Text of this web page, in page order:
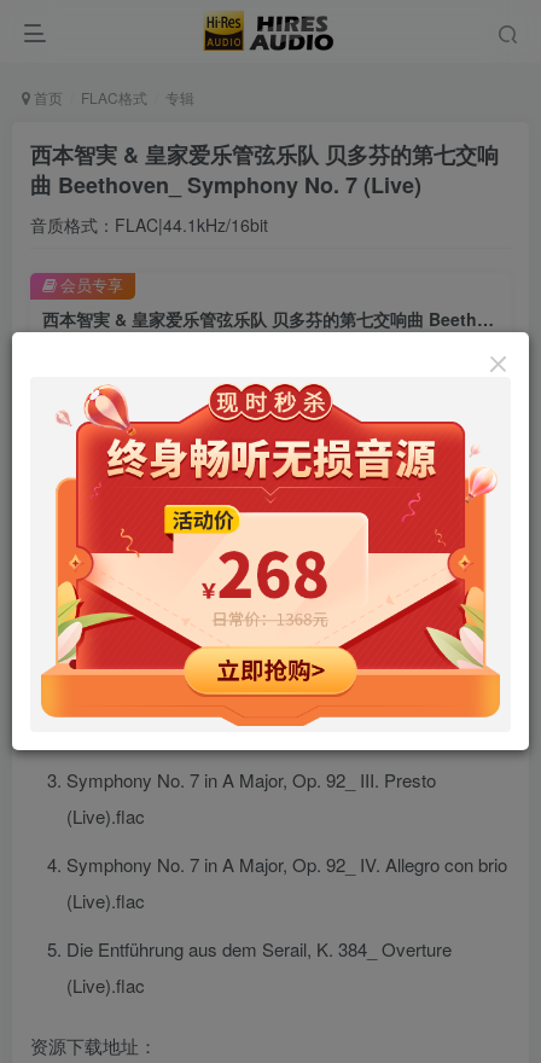
首页 FLAC格式 专辑
西本智実 & 皇家爱乐管弦乐队 ‌贝多芬的第七交响
曲 Beethoven_ Symphony No. 7 (Live)
音质格式：FLAC|44.1kHz/16bit
西本智実 & 皇家爱乐管弦乐队 ‌贝多芬的第七交响曲 Beethoven_ Symphony No. 7 (Live)
￥9.9 限时特惠
￥99
年卡会员免费 永久会员免费
立即购买
您当前未登录！建议登陆后购买，可保存购买订单
会员专享
Symphony No. 7 in A Major, Op. 92_ I. Poco sostenuto
– Vivace (Live).flac
Symphony No. 7 in A Major, Op. 92_ II. Allegretto
Symphony No. 7 in A Major, Op. 92_ III. Presto
(Live).flac
Symphony No. 7 in A Major, Op. 92_ IV. Allegro con brio
(Live).flac
Die Entführung aus dem Serail, K. 384_ Overture
(Live).flac
资源下载地址：